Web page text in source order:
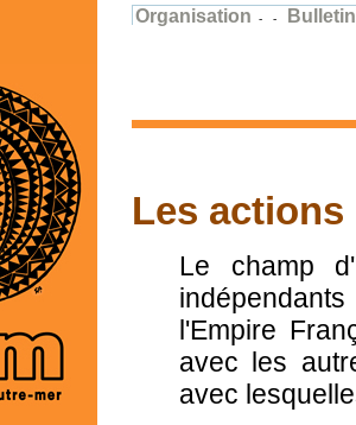
Organisation - -
Les actions
Le champ
l'Empire
avec les
avec